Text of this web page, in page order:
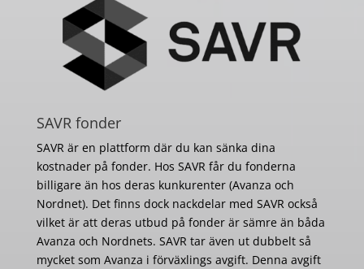
SAVR fonder
SAVR är en plattform där du kan sänka dina
kostnader på fonder. Hos SAVR får du fonderna
billigare än hos deras kunkurenter (Avanza och
Nordnet). Det finns dock nackdelar med SAVR också
vilket är att deras utbud på fonder är sämre än båda
Avanza och Nordnets. SAVR tar även ut dubbelt så
mycket som Avanza i förväxlings avgift. Denna avgift